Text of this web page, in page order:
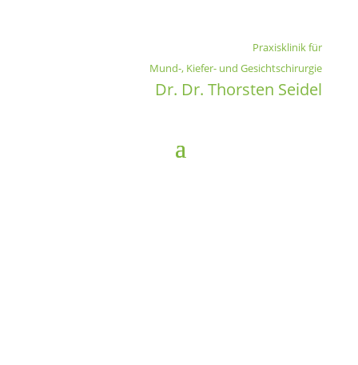
Praxisklinik für
Mund-, Kiefer- und Gesichtschirurgie
Dr. Dr. Thorsten Seidel